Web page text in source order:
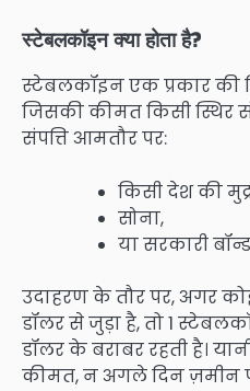
स्टेबलकॉइन क्या होता है?
स्टेबलकॉइन एक प्रकार की
जिसकी कीमत किसी स्थिर
संपत्ति आमतौर पर:
किसी देश की
सोना,
या सरकारी बॉन्ड
उदाहरण के तौर पर, अगर
डॉलर से जुड़ा है, तो 1
डॉलर के बराबर रहती है।
कीमत, न अगले दिन ज़मीन